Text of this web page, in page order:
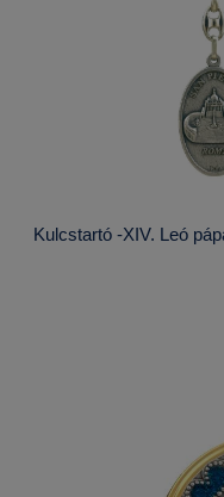
Kulcstartó -XIV. Leó